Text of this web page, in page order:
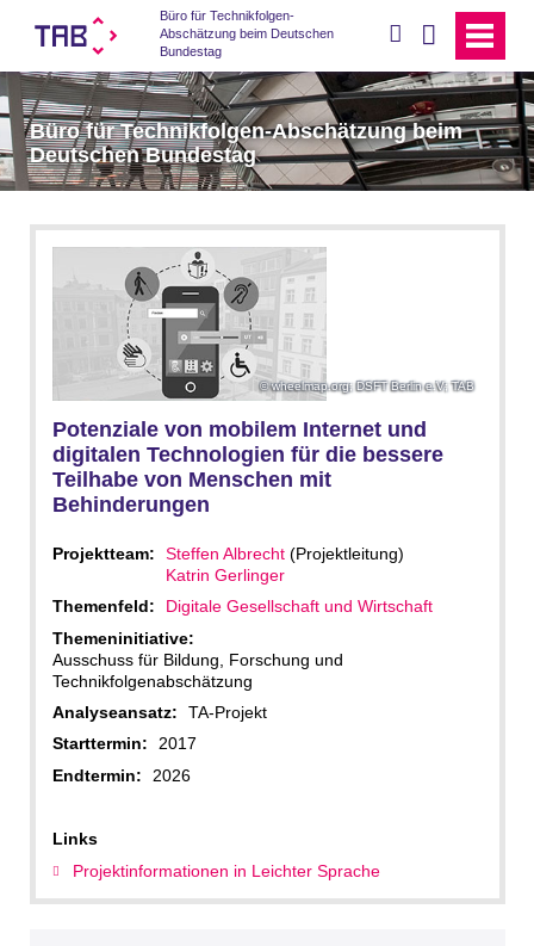
Büro für Technikfolgen-
Abschätzung beim Deutschen
Bundestag
Büro für Technikfolgen-Abschätzung beim
Deutschen Bundestag
wheelmap.org; DSFT Berlin e.V; TAB
Potenziale von mobilem Internet und
digitalen Technologien für die bessere
Teilhabe von Menschen mit
Behinderungen
Projektteam: Steffen Albrecht(Projektleitung)
Katrin Gerlinger
Themenfeld:
Digitale Gesellschaft und Wirtschaft
Themeninitiative:
Ausschuss für Bildung, Forschung und
Technikfolgenabschätzung
Analyseansatz:
TA-Projekt
Starttermin:
2017
Endtermin:
2026
Links
Projektinformationen in Leichter Sprache